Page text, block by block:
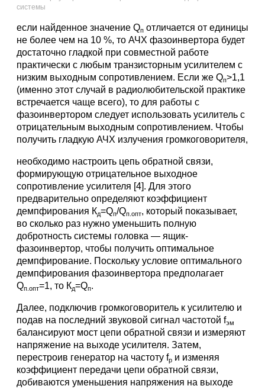
системы
если найденное значение Qп отличается от единицы
не более чем на 10 %, то АЧХ фазоинвертора будет
достаточно гладкой при совместной работе
практически с любым транзисторным усилителем с
низким выходным сопротивлением. Если же Qп>1,1
(именно этот случай в радиолюбительской практике
встречается чаще всего), то для работы с
фазоинвертором следует использовать усилитель с
отрицательным выходным сопротивлением. Чтобы
получить гладкую АЧХ излучения громкоговорителя,
необходимо настроить цепь обратной связи,
формирующую отрицательное выходное
сопротивление усилителя [4]. Для этого
предварительно определяют коэффициент
демпфирования Кд=Qп/Qп.опт, который показывает,
во сколько раз нужно уменьшить полную
добротность системы головка — ящик-
фазоинвертор, чтобы получить оптимальное
демпфирование. Поскольку условие оптимального
демпфирования фазоинвертора предполагает
Qп.опт=1, то Кд=Qп.
Далее, подключив громкоговоритель к усилителю и
подав на последний звуковой сигнал частотой fэм
балансируют мост цепи обратной связи и измеряют
напряжение на выходе усилителя. Затем,
перестроив генератор на частоту fр и изменяя
коэффициент передачи цепи обратной связи,
добиваются уменьшения напряжения на выходе